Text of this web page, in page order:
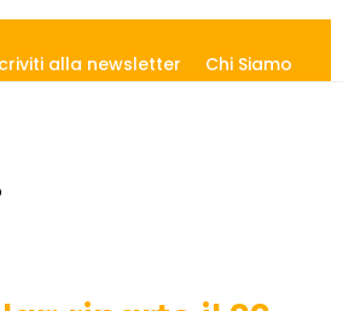
alla newsletter Chi Siamo